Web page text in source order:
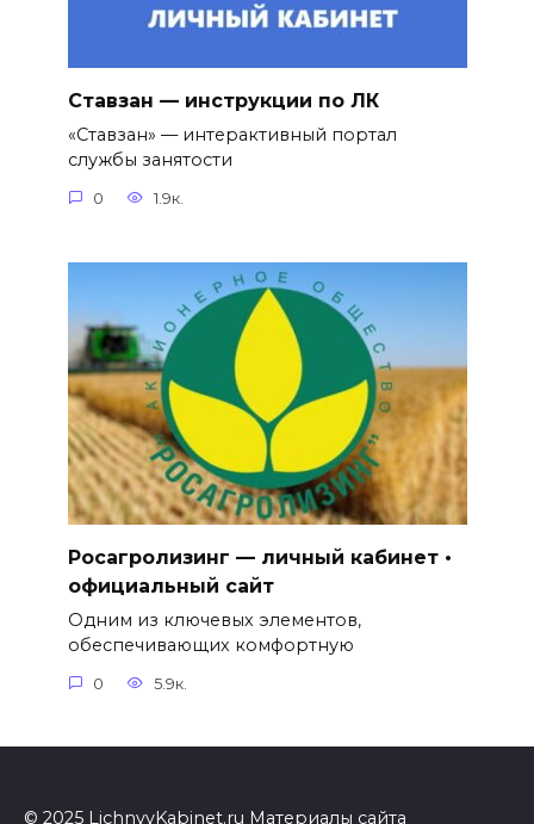
Ставзан — инструкции по ЛК
«Ставзан» — интерактивный портал
службы занятости
0 1.9к.
Росагролизинг — личный кабинет •
официальный сайт
Одним из ключевых элементов,
обеспечивающих комфортную
0 5.9к.
© 2025 LichnyyKabinet.ru Материалы сайта